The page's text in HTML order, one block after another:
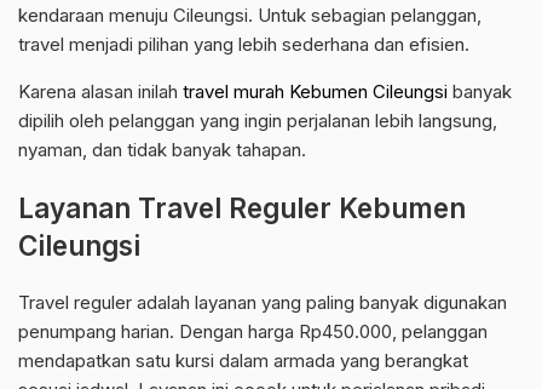
kendaraan menuju Cileungsi. Untuk sebagian pelanggan,
travel menjadi pilihan yang lebih sederhana dan efisien.
Karena alasan inilah travel murah Kebumen Cileungsi banyak
dipilih oleh pelanggan yang ingin perjalanan lebih langsung,
nyaman, dan tidak banyak tahapan.
Layanan Travel Reguler Kebumen
Cileungsi
Travel reguler adalah layanan yang paling banyak digunakan
penumpang harian. Dengan harga Rp450.000, pelanggan
mendapatkan satu kursi dalam armada yang berangkat